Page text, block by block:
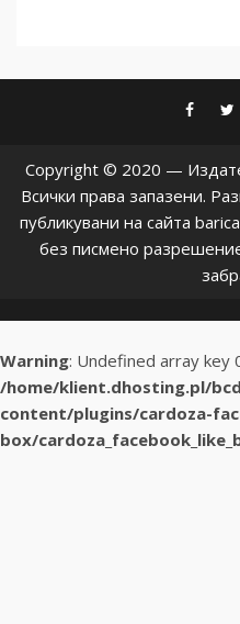
Copyright © 2020 —
Всички права запазени.
публикувани на сайта
без писмено
Warning: Undefined array key
/home/klient.dhosting.pl/
content/plugins/cardoza-
box/